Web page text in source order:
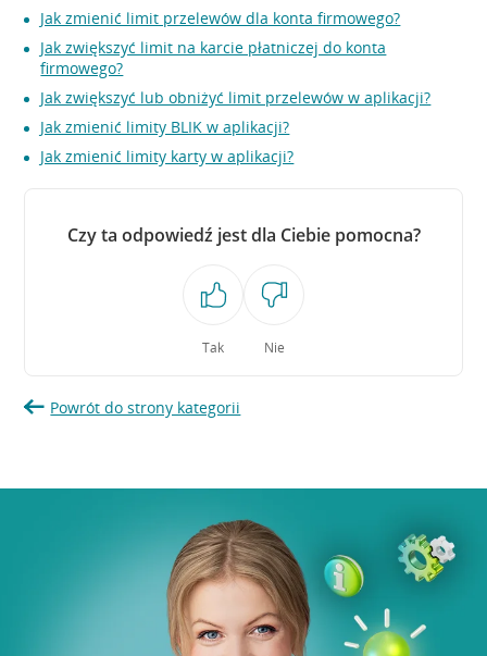
Jak zmienić limit przelewów dla konta firmowego?
Jak zwiększyć limit na karcie płatniczej do konta
firmowego?
Jak zwiększyć lub obniżyć limit przelewów w aplikacji?
Jak zmienić limity BLIK w aplikacji?
Jak zmienić limity karty w aplikacji?
Czy ta odpowiedź jest dla Ciebie pomocna?
Tak Nie
Powrót do strony kategorii